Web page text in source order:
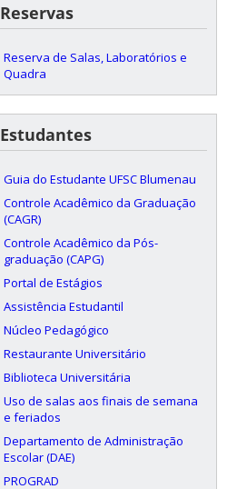
Reservas
Reserva de Salas, Laboratórios e
Quadra
Estudantes
Guia do Estudante UFSC Blumenau
Controle Acadêmico da Graduação
(CAGR)
Controle Acadêmico da Pós-
graduação (CAPG)
Portal de Estágios
Assistência Estudantil
Núcleo Pedagógico
Restaurante Universitário
Biblioteca Universitária
Uso de salas aos finais de semana
e feriados
Departamento de Administração
Escolar (DAE)
PROGRAD